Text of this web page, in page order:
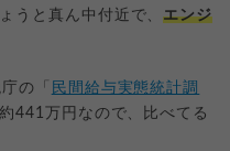
うと真ん中付近で、エンジ
の「 民間給与実態統計調
441万円なので、比べてる